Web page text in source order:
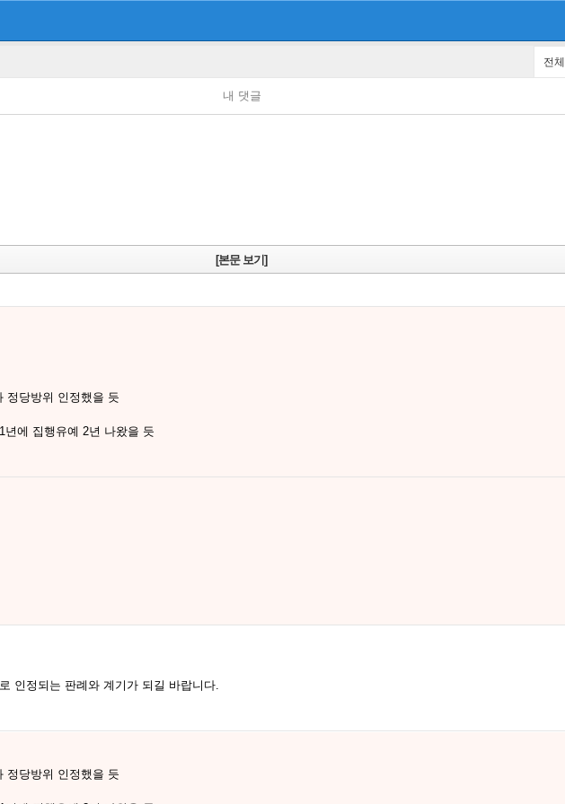
전
내 댓글
[본문 보기]
정당방위 인정했을 듯
에 집행유예 2년 나왔을 듯
인정되는 판례와 계기가 되길 바랍니다.
정당방위 인정했을 듯